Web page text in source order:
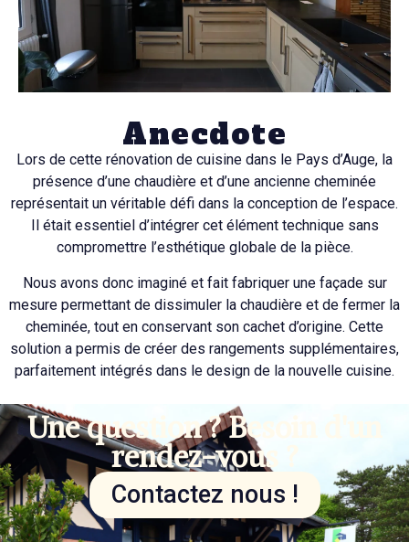
Anecdote
Lors de cette rénovation de cuisine dans le Pays d’Auge, la
présence d’une chaudière et d’une ancienne cheminée
représentait un véritable défi dans la conception de l’espace.
Il était essentiel d’intégrer cet élément technique sans
compromettre l’esthétique globale de la pièce.
Nous avons donc imaginé et fait fabriquer une façade sur
mesure permettant de dissimuler la chaudière et de fermer la
cheminée, tout en conservant son cachet d’origine. Cette
solution a permis de créer des rangements supplémentaires,
parfaitement intégrés dans le design de la nouvelle cuisine.
Une question ? Besoin d'un
rendez-vous ?
Contactez nous !